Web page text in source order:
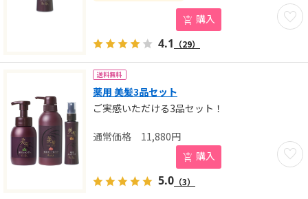
お気
購入
4.1 （29）
送料無料
薬用 美髪3品セット
ご実感いただける3品セット！
お気
11,880円
購入
5.0 （3）